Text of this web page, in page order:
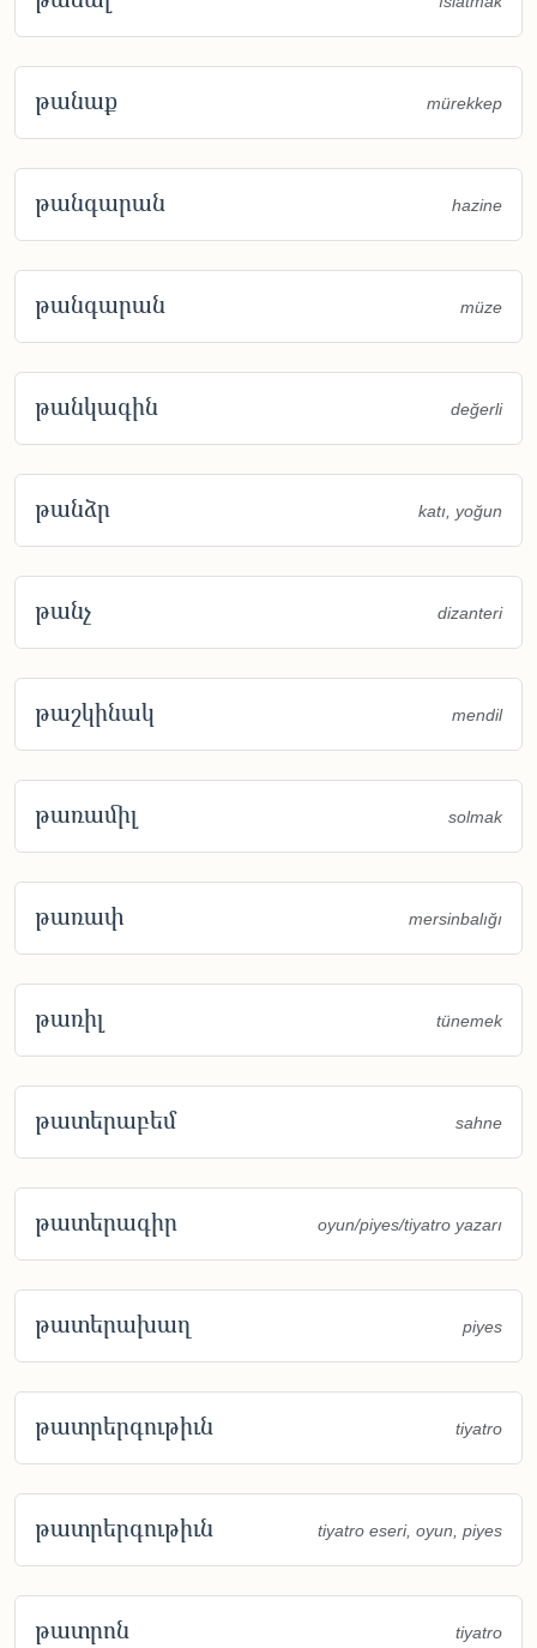
թանաք mürekkep
թանգարան hazine
թանգարան müze
թանկագին değerli
թանձր katı, yoğun
թանչ dizanteri
թաշկինակ mendil
թառամիլ solmak
թառափ mersinbalığı
թառիլ tünemek
թատերաբեմ sahne
թատերագիր oyun/piyes/tiyatro yazarı
թատերախաղ piyes
թատրերգութիւն tiyatro
թատրերգութիւն tiyatro eseri, oyun, piyes
թատրոն tiyatro